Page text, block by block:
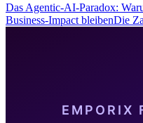
Das Agentic-AI-Paradox:
Business-Impact bleibenDie